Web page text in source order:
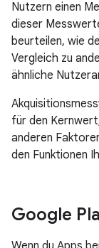
Nutzern einen
dieser
beurteilen, wie
Vergleich zu
ähnliche
für den
anderen
den Funktionen
Google